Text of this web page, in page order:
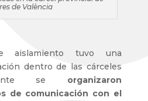
de València
aislamiento tuvo una
dentro de las cárceles
se organizaron
de comunicación con el